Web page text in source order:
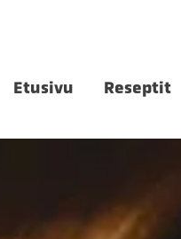
Etusivu Reseptit